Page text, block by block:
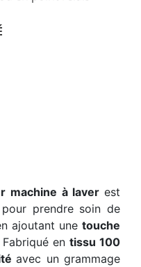
machine à laver est
pour prendre soin de
ajoutant une touche
Fabriqué entissu 100
avec un grammage